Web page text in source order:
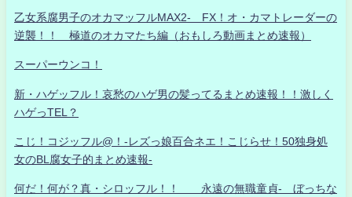
乙女系腐男子のオカマッフルMAX2- FX！オ・カマトレーダーの
逆襲！！ 極道のオカマたち編（おもしろ動画まとめ速報）
スーパーウンコ！
新・ハゲッフル！哀愁のハゲ男の髪ってるまとめ速報！！激しく
ハゲっTEL？
こじ！コジッフル@！-レズっ娘百合ネエ！こじらせ！50独身処
女のBL腐女子的まとめ速報-
何だ！何が？真・シロッフル！！ 永遠の無職童貞- ぼっちな